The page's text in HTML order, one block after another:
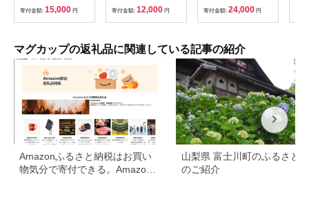
（ターコイズブルー
or スチールグレー）
【福井県 伝統工芸品
プ コーヒーカップ お
しゃれ】【選べる2
寄付金額: 15,000 円
食器 コーヒーカップ
ティーカップ
[MEH011]
寄付金額: 12,000 円
ー】[UA40]
寄付金額: 24,000 円
マグカップの返礼品に関連している記事の紹介
Amazonふるさと納税はお買い
物気分で寄付できる。Amazon
山梨県 富士川町のふるさと
のご紹介